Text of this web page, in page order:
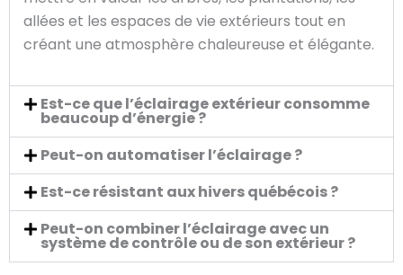
allées et les espaces de vie extérieurs tout en
créant une atmosphère chaleureuse et élégante.
Est-ce que l’éclairage extérieur consomme
beaucoup d’énergie ?
Peut-on automatiser l’éclairage ?
Est-ce résistant aux hivers québécois ?
Peut-on combiner l’éclairage avec un
système de contrôle ou de son extérieur ?